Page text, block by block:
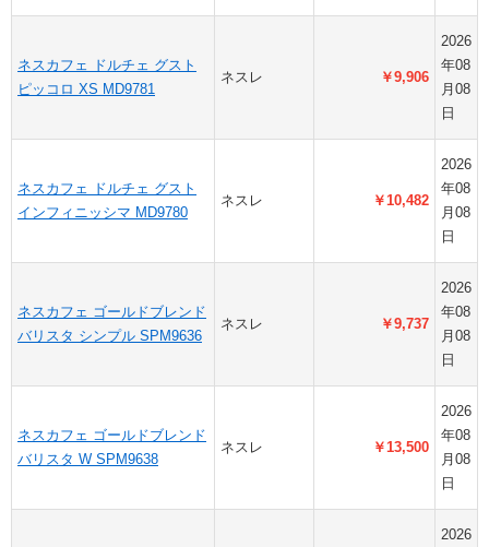
ネスカフェ ドルチェ グスト
ピッコロ XS MD9781
ネスレ ￥9,906
2026
年08
月08
日
ネスカフェ ドルチェ グスト
インフィニッシマ MD9780
ネスレ ￥10,482
2026
年08
月08
日
ネスカフェ ゴールドブレンド
バリスタ シンプル SPM9636
ネスレ ￥9,737
2026
年08
月08
日
ネスカフェ ゴールドブレンド
バリスタ W SPM9638
ネスレ ￥13,500
2026
年08
月08
日
2026